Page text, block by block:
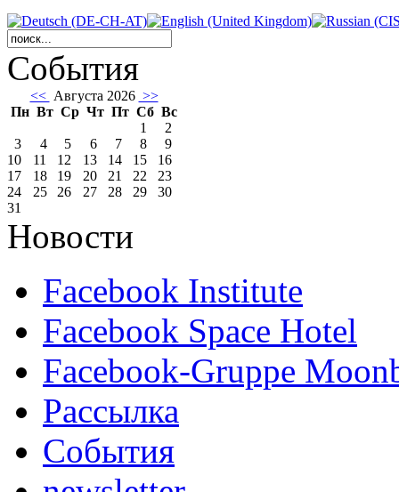
События
<< Августа 2026 >>
Пн Вт Ср Чт Пт Сб Вс
1
2
3
4 5 6 7 8
9
10
11 12 13 14 15
16
17
18 19 20 21 22
23
24
25 26 27 28 29
30
31
Новости
Facebook Institute
Facebook Space Hotel
Facebook-Gruppe
Рассылка
События